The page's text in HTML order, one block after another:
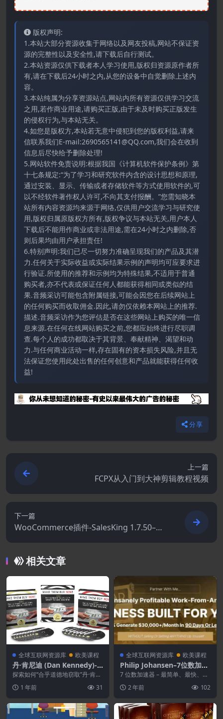
版权声明:
1.本站大部分资源收集于网络以及网友投稿,网站不保证资
源的完整性以及安全性,请下载后自行测试。
2.本站资源仅供下载者本人学习使用,版权归资源原作者所
有,请在下载后24小时之内,从您的设备中自觉删除上述内
容。
3.本站纯属为分享资源站点,网站内所有资源仅供学习交流
之用,若作商业用途,请购买正版,由于未及时购买正版发生
的侵权行为,与本站无关。
4.如您是版权方,本站若无意中侵犯到您的版权利益,请来
信联系我们E-mail:2690565141@QQ.com,我们会在收到
信息后尽快给予删除处理!
5.网站软件免责说明:根据我国《计算机软件保护条例》第
十七条规定:“为了学习和研究软件内含的设计思想和原理,
通过安装、显示、传输或者存储软件等方式使用软件的,可
以不经软件著作权人许可,不向其支付报酬。”您需知晓本
站所有内容资源均来源于网络,仅供用户交流学习与研究使
用,版权归属原版权方所有,版权争议与本站无关,用户本人
下载后不能用作商业或非法用途,需在24小时之内删除,否
则后果均由用户承担责任!
6.特别声明:我们已尽一切努力准确呈现我们的产品及其潜
力.任何关于实际收益或实际结果示例的声明均可应要求进
行验证.所使用的推荐和示例均为特殊结果,不适用于普通
购买者,亦不代表或保证任何人都能获得相同或类似的结
果.音频采访可能包含附属链接,可能会因您在后续网站上
的任何购买而收取佣金.因此,请勿仅依赖本网站上的推荐.
描述.音频采访作为您评估是否在这些网站上购买的唯一信
息来源.在任何在线网站购买之前,您都应始终进行尽职调
查.每个人的成功都取决于其背景、奉献精神、渴望和动
力.与任何商业活动一样,存在固有的资本损失风险,并且无
法保证您使用此处出售的任何创意和产品就能获得任何收
益!
分享
上一篇
FCPX从入门到大神剪辑教程视频
下一篇
WooCommerce插件-SalesKing 1.7.50–Wo
相关文章
全球互联网资源库 欧美课程
丹·肯尼迪 (Dan Kennedy)-
Make Them Buy Now
探索如何“合乎道德地窃取”丹·肯尼
建强大的销售信息...
1 年前 31
全球互联网资源库 欧美课程
Philip Johansen–7位数加速
器
7 位数加速器 – 最简单、最快、经
老板的方法。 ...
2 年前 102